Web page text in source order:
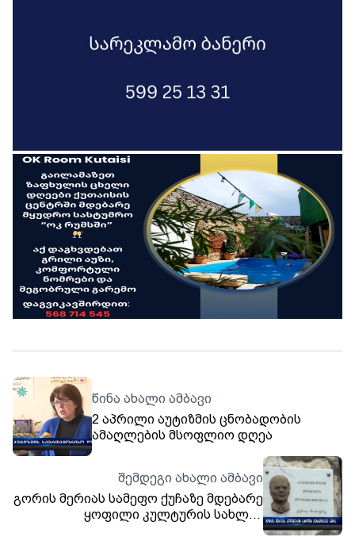
წინა ახალი ამბავი
2 აპრილი აუტიზმის ცნობადობის
ამაღლების მსოფლიო დღეა
შემდეგი ახალი ამბავი
გორის მერიას სამეფო ქუჩაზე მდებარე
ყოფილი კულტურის სახლის